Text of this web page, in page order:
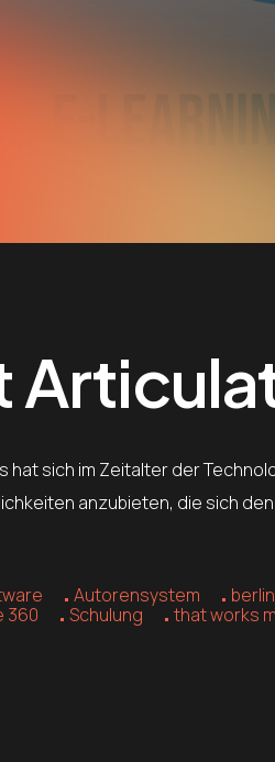
hat sich im Zeitalter der
anzubieten, die sich
Autorensystem berlin
360 Schulung that works